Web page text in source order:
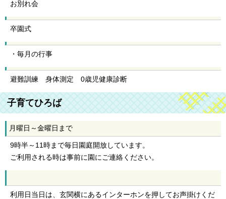
お別れ会
卒園式
・毎月の行事
避難訓練 身体測定 0歳児健康診断
子育てひろば
月曜日～金曜日まで
9時半～11時まで毎日園庭開放しています。
ご利用される時は事前に園にご連絡ください。
利用日当日は、玄関横にあるインターホンを押してお声掛けくだ